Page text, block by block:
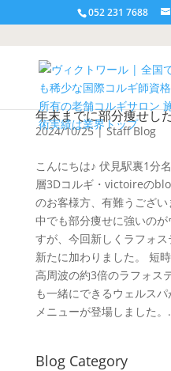
052 231 7688
年末までに部分痩せし
2024/10/25|Staff Blog
こんにちは♪ 伏見駅裏1分
層3Dコルギ・victoireの
のお客様方、有難うござ
中でも部分痩せに強いの
すが、今回新しくラフォ
新たに加わりました。 短
高周波の約3倍のラフォス
も一緒にできるウェルス
メニューが登場しました。
Blog Category